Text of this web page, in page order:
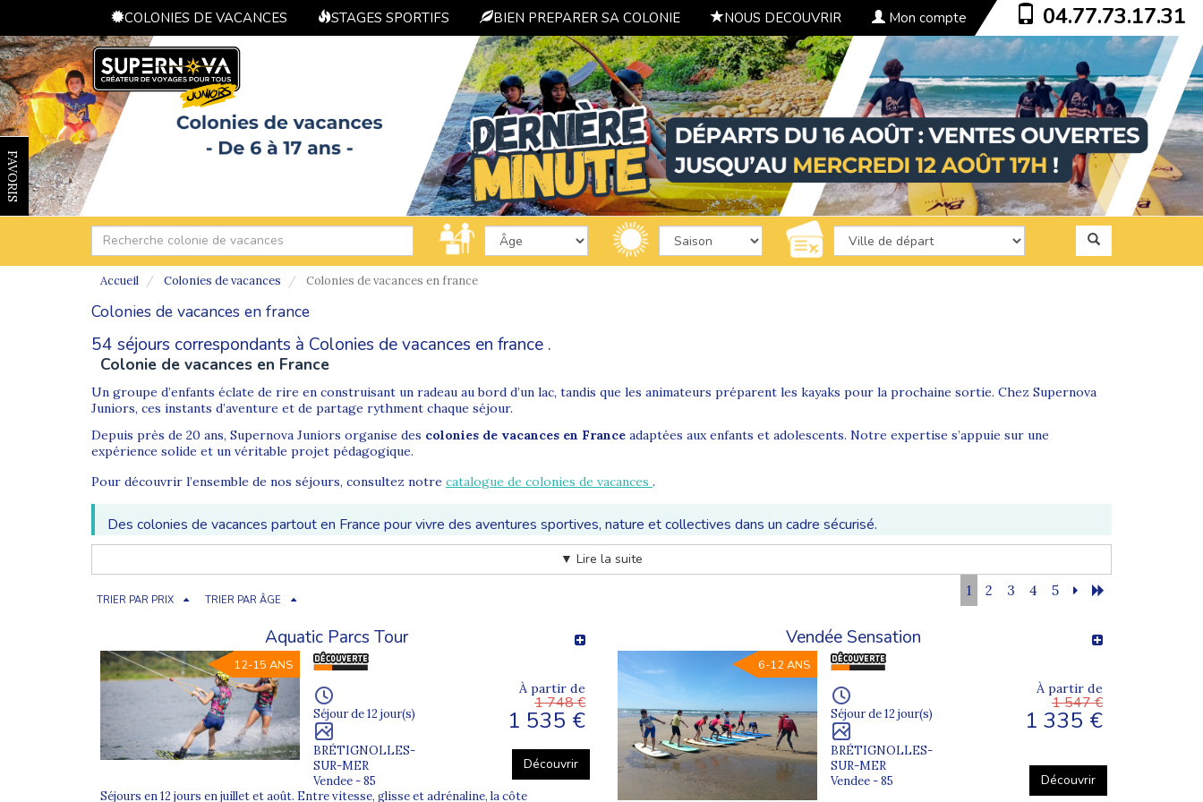
COLONIES DE VACANCES STAGES SPORTIFS BIEN PREPARER SA COLONIE NOUS DECOUVRIR Mon compte 04.77.73.17.31
FAVORIS
Accueil Colonies de vacances Colonies de vacances en france
Colonies de vacances en france
54 séjours correspondants à Colonies de vacances en france .
Colonie de vacances en France
Un groupe d’enfants éclate de rire en construisant un radeau au bord d’un lac, tandis que les animateurs préparent les kayaks pour la prochaine sortie. Chez Supernova
Juniors, ces instants d’aventure et de partage rythment chaque séjour.
Depuis près de 20 ans, Supernova Juniors organise des colonies de vacances en France adaptées aux enfants et adolescents. Notre expertise s’appuie sur une
expérience solide et un véritable projet pédagogique.
Pour découvrir l’ensemble de nos séjours, consultez notre catalogue de colonies de vacances .
Des colonies de vacances partout en France pour vivre des aventures sportives, nature et collectives dans un cadre sécurisé.
Chaque été, nous proposons plus de 10 destinations adaptées aux envies et aux âges des enfants et adolescents. Séjours multiactivités, colonies sportives, camps bord de
Explorez nos séjours par région :
Colonies dans le Sud de la France
Provence-Alpes-Côte d’Azur
Pyrénées-Atlantique
▼ Lire la suite
TRIER PAR PRIX TRIER PAR ÂGE
1 2 3 4 5
Aquatic Parcs Tour
12-15 ANS
Séjour de 12 jour(s)
BRÉTIGNOLLES-
SUR-MER
Vendee - 85
À partir de
1 748 €
1 535 €
Découvrir
Séjours en 12 jours en juillet et août. Entre vitesse, glisse et adrénaline, la côte
Vendée Sensation
6-12 ANS
Séjour de 12 jour(s)
BRÉTIGNOLLES-
SUR-MER
Vendee - 85
À partir de
1 547 €
1 335 €
Découvrir